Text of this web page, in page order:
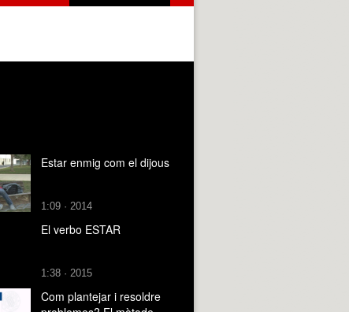
Estar enmig com el dijous
1:09 · 2014
El verbo ESTAR
1:38 · 2015
Com plantejar i resoldre